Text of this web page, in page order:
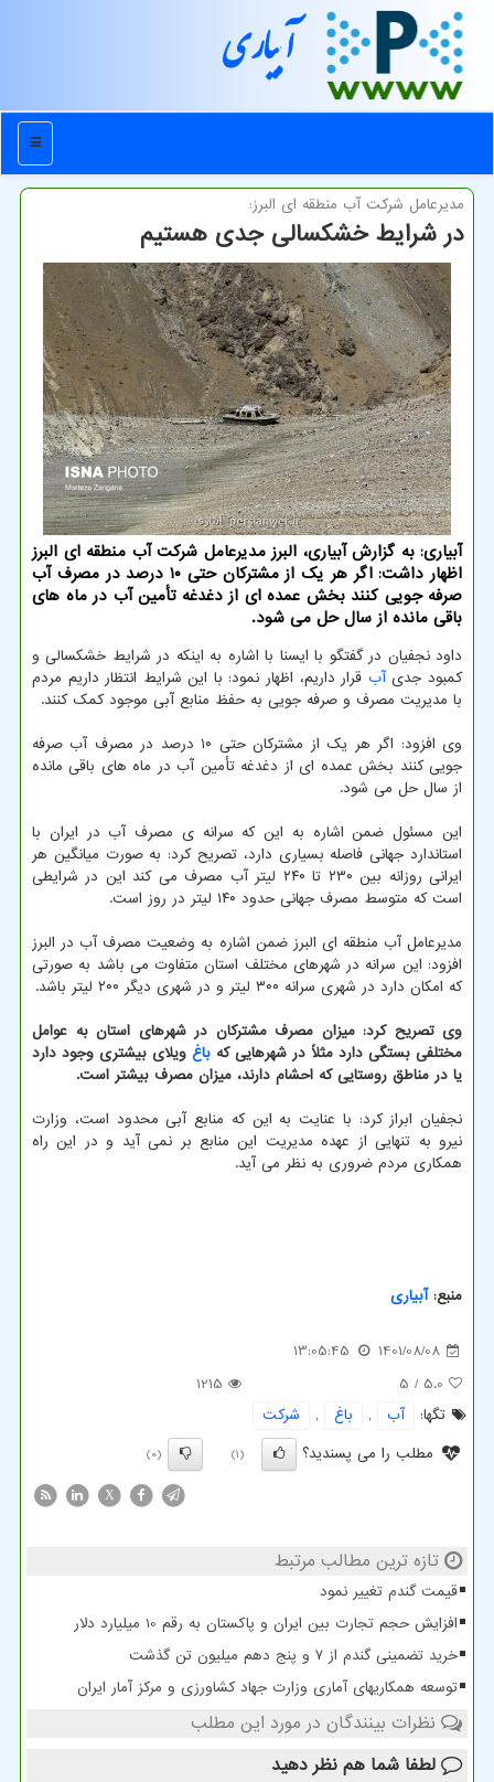
آبیاری
منو
مدیرعامل شركت آب منطقه ای البرز:
در شرایط خشکسالی جدی هستیم
آبیاری: به گزارش آبیاری، البرز مدیرعامل شرکت آب منطقه ای البرز
اظهار داشت: اگر هر یک از مشترکان حتی ۱۰ درصد در مصرف آب
صرفه جویی کنند بخش عمده ای از دغدغه تأمین آب در ماه های
باقی مانده از سال حل می شود.
داود نجفیان در گفتگو با ایسنا با اشاره به اینکه در شرایط خشکسالی و
کمبود جدیآب قرار داریم، اظهار نمود: با این شرایط انتظار داریم مردم
با مدیریت مصرف و صرفه جویی به حفظ منابع آبی موجود کمک کنند.
وی افزود: اگر هر یک از مشترکان حتی ۱۰ درصد در مصرف آب صرفه
جویی کنند بخش عمده ای از دغدغه تأمین آب در ماه های باقی مانده
از سال حل می شود.
این مسئول ضمن اشاره به این که سرانه ی مصرف آب در ایران با
استاندارد جهانی فاصله بسیاری دارد، تصریح کرد: به صورت میانگین هر
ایرانی روزانه بین ۲۳۰ تا ۲۴۰ لیتر آب مصرف می کند این در شرایطی
است که متوسط مصرف جهانی حدود ۱۴۰ لیتر در روز است.
مدیرعامل آب منطقه ای البرز ضمن اشاره به وضعیت مصرف آب در البرز
افزود: این سرانه در شهرهای مختلف استان متفاوت می باشد به صورتی
که امکان دارد در شهری سرانه ۳۰۰ لیتر و در شهری دیگر ۲۰۰ لیتر باشد.
وی تصریح کرد: میزان مصرف مشترکان در شهرهای استان به عوامل
مختلفی بستگی دارد مثلاً در شهرهایی که باغ ویلای بیشتری وجود دارد
یا در مناطق روستایی که احشام دارند، میزان مصرف بیشتر است.
نجفیان ابراز کرد: با عنایت به این که منابع آبی محدود است، وزارت
نیرو به تنهایی از عهده مدیریت این منابع بر نمی آید و در این راه
همکاری مردم ضروری به نظر می آید.
منبع:آبیاری
1401/08/08
13:05:45
5.0
/ 5
1215
تگها:
آب , باغ ,
شركت
مطلب را می پسندید؟
(1)
(0)
X
تازه ترین مطالب مرتبط
قیمت گندم تغییر نمود
افزایش حجم تجارت بین ایران و پاکستان به رقم 10 میلیارد دلار
خرید تضمینی گندم از ۷ و پنج دهم میلیون تن گذشت
توسعه همکاریهای آماری وزارت جهاد کشاورزی و مرکز آمار ایران
نظرات بینندگان در مورد این مطلب
لطفا شما هم نظر دهید